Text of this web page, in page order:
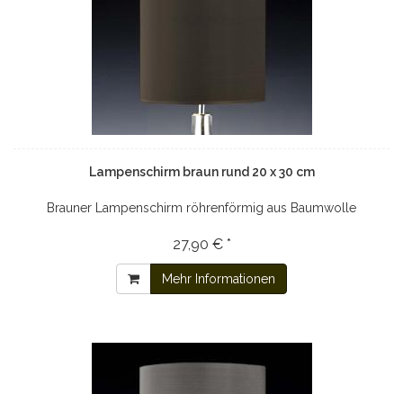
Lampenschirm braun rund 20 x 30 cm
Brauner Lampenschirm röhrenförmig aus Baumwolle
27,90 € *
Mehr Informationen